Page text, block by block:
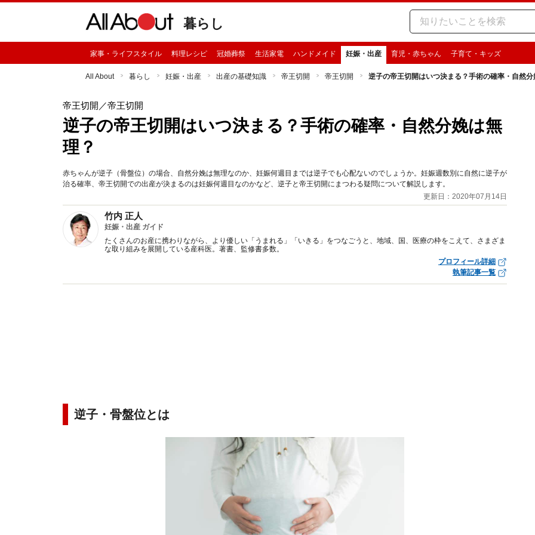
暮らし
家事・ライフスタイル 料理レシピ 冠婚葬祭 生活家電 ハンドメイド 妊娠・出産 育児・赤ちゃん 子育て・キッズ
All About 暮らし 妊娠・出産 出産の基礎知識 帝王切開 帝王切開 逆子の帝王切開はいつ決まる？手術の確率・自然
帝王切開 ／帝王切開
逆子の帝王切開はいつ決まる？手術の確率・自然分娩は無
理？
赤ちゃんが逆子（骨盤位）の場合、自然分娩は無理なのか、妊娠何週目までは逆子でも心配ないのでしょうか。妊娠週数別に自然に逆子が
治る確率、帝王切開での出産が決まるのは妊娠何週目なのかなど、逆子と帝王切開にまつわる疑問について解説します。
更新日：2020年07月14日
竹内 正人
妊娠・出産 ガイド
たくさんのお産に携わりながら、より優しい「うまれる」「いきる」をつなごうと、地域、国、医療の枠をこえて、さまざま
な取り組みを展開している産科医。著書、監修書多数。
プロフィール詳細
執筆記事一覧
逆子・骨盤位とは